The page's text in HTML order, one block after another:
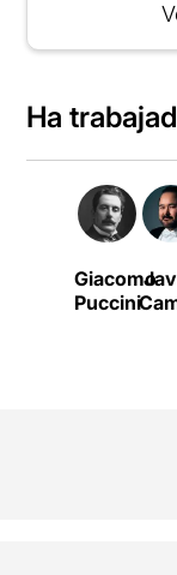
Ha
Giacomo
Puccini